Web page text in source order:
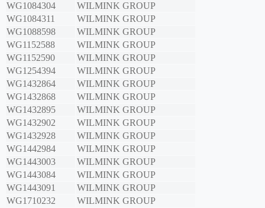
WG1084304
WILMINK GROUP
WG1084311
WILMINK GROUP
WG1088598
WILMINK GROUP
WG1152588
WILMINK GROUP
WG1152590
WILMINK GROUP
WG1254394
WILMINK GROUP
WG1432864
WILMINK GROUP
WG1432868
WILMINK GROUP
WG1432895
WILMINK GROUP
WG1432902
WILMINK GROUP
WG1432928
WILMINK GROUP
WG1442984
WILMINK GROUP
WG1443003
WILMINK GROUP
WG1443084
WILMINK GROUP
WG1443091
WILMINK GROUP
WG1710232
WILMINK GROUP